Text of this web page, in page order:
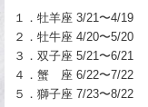
１．牡羊座 3/21〜4/19
２．牡牛座 4/20〜5/20
３．双子座 5/21〜6/21
４．蟹 座 6/22〜7/22
５．獅子座 7/23〜8/22